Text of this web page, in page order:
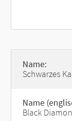
Name:
Schwarzes
Name
Black